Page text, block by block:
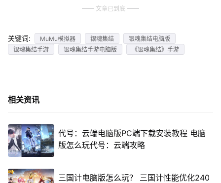
文章已到底
关键词: MuMu模拟器 银魂集结
银魂集结电脑版
银魂集结手游
银魂集结手游电脑版 《银魂集结》手游
相关资讯
代号：云端电脑版PC端下载安装教程 电脑
版怎么玩代号：云端攻略
三国计电脑版怎么玩？ 三国计性能优化240